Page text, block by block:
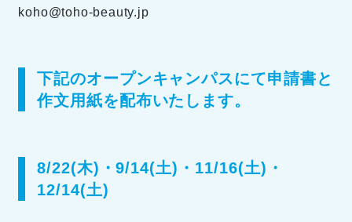
koho@toho-beauty.jp
下記のオープンキャンパスにて申請書と
作文用紙を配布いたします。
8/22(木)・9/14(土)・11/16(土)・
12/14(土)